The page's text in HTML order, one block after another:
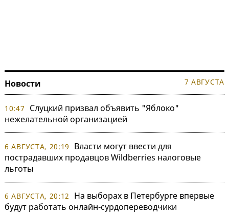
Новости 7 АВГУСТА
10:47
Слуцкий призвал объявить "Яблоко"
нежелательной организацией
6 АВГУСТА, 20:19
Власти могут ввести для
пострадавших продавцов Wildberries налоговые
льготы
6 АВГУСТА, 20:12
На выборах в Петербурге впервые
будут работать онлайн-сурдопереводчики